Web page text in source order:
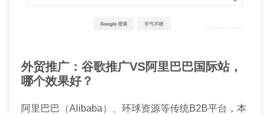
外贸推广：谷歌推广VS阿里巴巴国际站，
哪个效果好？
阿里巴巴（Alibaba）、环球资源等传统B2B平台，本